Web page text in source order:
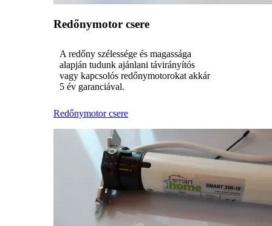
Redőnymotor csere
A redőny szélessége és magassága
alapján tudunk ajánlani távirányítós
vagy kapcsolós redőnymotorokat akkár
5 év garanciával.
Redőnymotor csere